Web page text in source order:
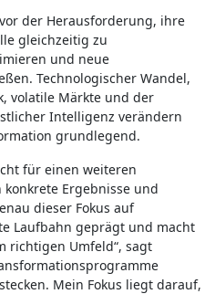
der Herausforderung, ihre
gleichzeitig zu
und neue
Technologischer Wandel,
volatile Märkte und der
Intelligenz verändern
grundlegend.
für einen weiteren
Ergebnisse und
dieser Fokus auf
Laufbahn geprägt und macht
richtigen Umfeld“, sagt
Mein Fokus liegt darauf,